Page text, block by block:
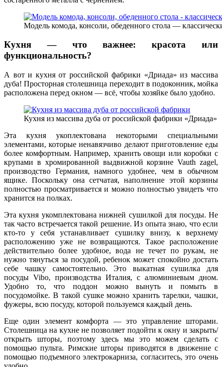
Модель комода, консоли, обеденного стола —
Кухня — что важнее: красота или
функциональность?
А вот и кухня от российской фабрики «Дриада» из массива
дуба! Просторная столешница переходит в подоконник, мойка
расположена перед окном — всё, чтобы хозяйке было удобно.
Кухня из массива дуба от российской фабрики «Дриада»
Эта кухня укоплектована некоторыми специальными
элементами, которые ненавязчиво делают приготовление еды
более комфортным.Например, хранить овощи или коробки с
крупами в хромированной выдвижной корзине Vauth zagel,
производство Германия, намного удобнее, чем в обычном
ящике. Поскольку она сетчатая, наполнение этой корзины
полностью просматривается и можно полностью увидеть что
хранится на полках.
Эта кухня укомплектована нижней сушилкой для посуды. Не
так часто встречается такой решение. Из опыта знаю, что если
кто-то у себя устанавливает сушилку внизу, к верхнему
расположению уже не возвращаются. Такое расположение
действительно более удобное, вода не течет по рукам, не
нужно тянуться за посудой, ребенок может спокойно достать
себе чашку самостоятельно. Это выкатная сушилка для
посуды Vibo, производства Италия, с алюминиевым дном.
Удобно то, что поддон можно вынуть и помыть в
посудомойке. В такой сушке можно хранить тарелки, чашки,
фужеры, всю посуду, которой пользуемся каждый день.
Еще один элемент комфорта — это управление шторами.
Столешница на кухне не позволяет подойти к окну и закрыть/
открыть шторы, поэтому здесь мы это можем сделать с
помощью пульта. Римские шторы приводятся в движение с
помощью подъемного электрокарниза, согласитесь, это очень